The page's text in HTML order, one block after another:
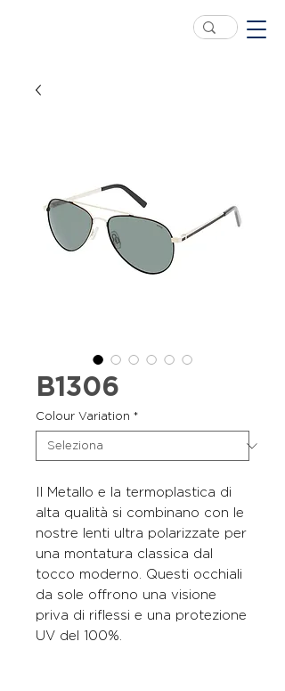
B1306
Colour Variation *
Il Metallo e la termoplastica di
alta qualità si combinano con le
nostre lenti ultra polarizzate per
una montatura classica dal
tocco moderno. Questi occhiali
da sole offrono una visione
priva di riflessi e una protezione
UV del 100%.